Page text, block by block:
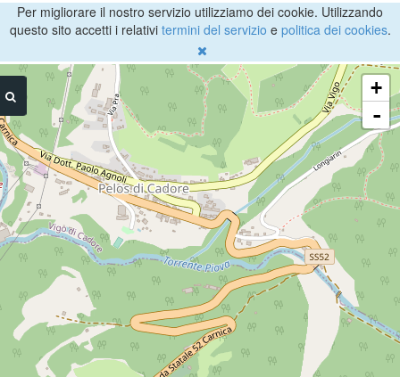
Per migliorare il nostro servizio utilizziamo dei cookie. Utilizzando
questo sito accetti i relativi termini del servizio e politica dei cookies.
+
-